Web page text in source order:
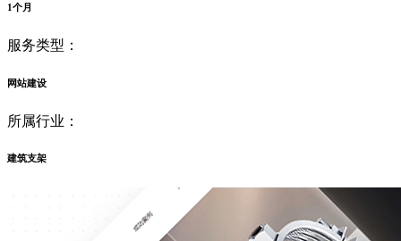
1个月
服务类型：
网站建设
所属行业：
建筑支架